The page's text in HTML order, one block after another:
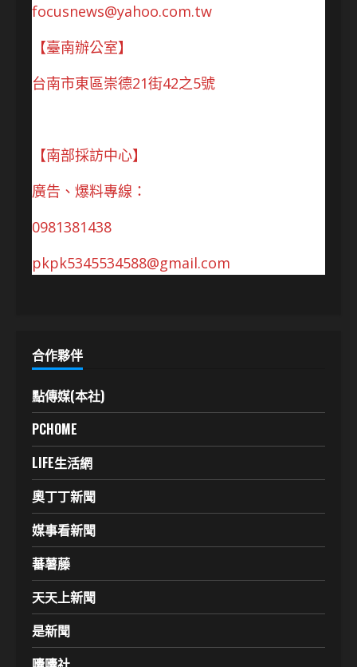
focusnews@yahoo.com.tw
【臺南辦公室】
台南市東區崇德21街42之5號
【南部採訪中心】
廣告、爆料專線：
0981381438
pkpk5345534588@gmail.com
合作夥伴
點傳媒(本社)
PCHOME
LIFE生活網
奧丁丁新聞
媒事看新聞
蕃薯藤
天天上新聞
是新聞